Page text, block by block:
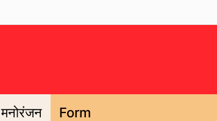
मनोरंजन Form